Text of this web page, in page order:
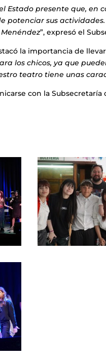
Estado presente que, en
potenciar sus
”, expresó el
la importancia de
los chicos, ya que
teatro tiene unas
con la